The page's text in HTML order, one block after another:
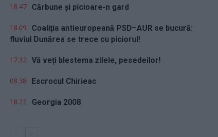
18.47 Cărbune și picioare-n gard
18.09
Coaliția antieuropeană PSD–AUR se bucură:
fluviul Dunărea se trece cu piciorul!
17.32 Vă veți blestema zilele, pesedeilor!
08.38 Escrocul Chirieac
18.22 Georgia 2008